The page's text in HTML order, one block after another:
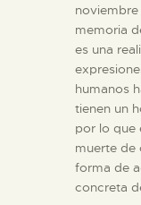
memoria
es una
humanos
tienen un
por lo que
muerte de
forma de
concreta